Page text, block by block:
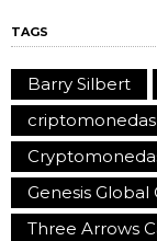
TAGS
Barry Silbert
criptomonedas
Genesis Global
Three Arrows